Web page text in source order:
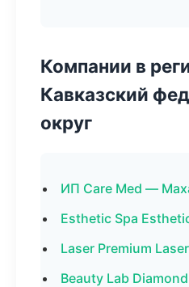
Компании в
Кавказский
округ
ИП Care Med —
Esthetic Spa
Laser Premium
Beauty Lab